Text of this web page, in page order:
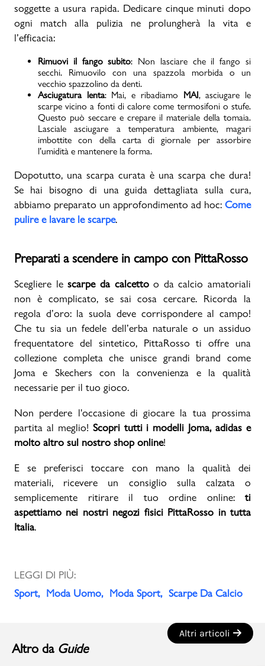
soggette a usura rapida. Dedicare cinque minuti dopo
ogni match alla pulizia ne prolungherà la vita e
l’efficacia:
Rimuovi il fango subito: Non lasciare che il fango si
secchi. Rimuovilo con una spazzola morbida o un
vecchio spazzolino da denti.
Asciugatura lenta: Mai, e ribadiamo MAI, asciugare le
scarpe vicino a fonti di calore come termosifoni o stufe.
Questo può seccare e crepare il materiale della tomaia.
Lasciale asciugare a temperatura ambiente, magari
imbottite con della carta di giornale per assorbire
l’umidità e mantenere la forma.
Dopotutto, una scarpa curata è una scarpa che dura!
Se hai bisogno di una guida dettagliata sulla cura,
abbiamo preparato un approfondimento ad hoc: Come
pulire e lavare le scarpe.
Preparati a scendere in campo con PittaRosso
Scegliere lescarpe da calcettoo da calcio amatoriali
non è complicato, se sai cosa cercare. Ricorda la
regola d’oro: la suola deve corrispondere al campo!
Che tu sia un fedele dell’erba naturale o un assiduo
frequentatore del sintetico, PittaRosso ti offre una
collezione completa che unisce grandi brand come
Joma e Skechers con la convenienza e la qualità
necessarie per il tuo gioco.
Non perdere l'occasione di giocare la tua prossima
partita al meglio! Scopri tutti i modelli Joma, adidas e
molto altro sul nostro shop online!
E se preferisci toccare con mano la qualità dei
materiali, ricevere un consiglio sulla calzata o
semplicemente ritirare il tuo ordine online: ti
aspettiamo nei nostri negozi fisici PittaRosso in tutta
Italia.
LEGGI DI PIÙ:
Sport
Moda Uomo Moda Sport Scarpe Da Calcio
Altro da Guide
Altri articoli